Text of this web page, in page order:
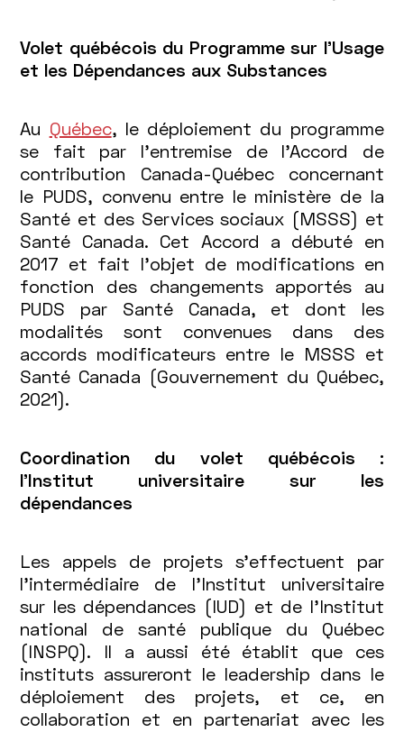
Volet québécois du Programme sur l’Usage
et les Dépendances aux Substances
Au Québec, le déploiement du programme
se fait par l’entremise de l’Accord de
contribution Canada-Québec concernant
le PUDS, convenu entre le ministère de la
Santé et des Services sociaux (MSSS) et
Santé Canada. Cet Accord a débuté en
2017 et fait l’objet de modifications en
fonction des changements apportés au
PUDS par Santé Canada, et dont les
modalités sont convenues dans des
accords modificateurs entre le MSSS et
Santé Canada (Gouvernement du Québec,
2021).
Coordination du volet québécois :
l’Institut universitaire sur les
dépendances
Les appels de projets s’effectuent par
l’intermédiaire de l’Institut universitaire
sur les dépendances (IUD) et de l’Institut
national de santé publique du Québec
(INSPQ). Il a aussi été établit que ces
instituts assureront le leadership dans le
déploiement des projets, et ce, en
collaboration et en partenariat avec les